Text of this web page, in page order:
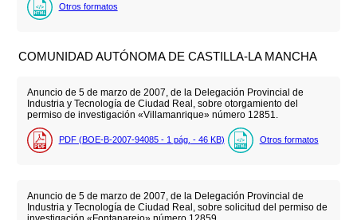
Otros formatos
COMUNIDAD AUTÓNOMA DE CASTILLA-LA MANCHA
Anuncio de 5 de marzo de 2007, de la Delegación Provincial de
Industria y Tecnología de Ciudad Real, sobre otorgamiento del
permiso de investigación «Villamanrique» número 12851.
PDF (BOE-B-2007-94085 - 1 pág. - 46 KB) Otros formatos
Anuncio de 5 de marzo de 2007, de la Delegación Provincial de
Industria y Tecnología de Ciudad Real, sobre solicitud del permiso de